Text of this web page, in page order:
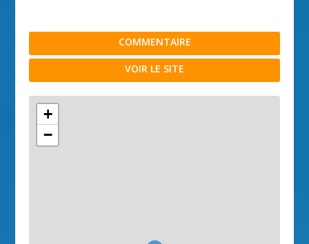
COMMENTAIRE
VOIR LE SITE
+
−